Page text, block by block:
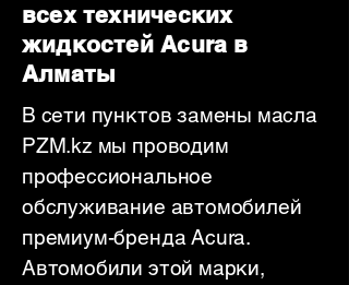
всех технических
жидкостей Acura в
Алматы
В сети пунктов замены масла
PZM.kz мы проводим
профессиональное
обслуживание автомобилей
премиум-бренда Acura.
Автомобили этой марки,